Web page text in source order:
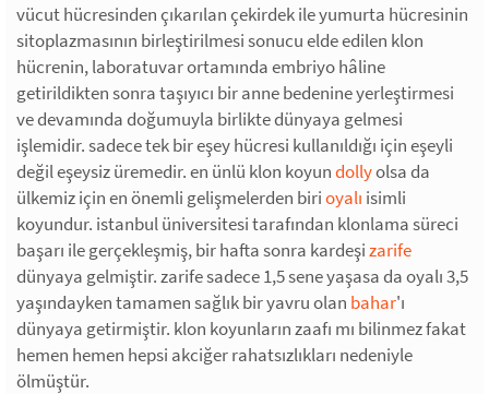
vücut hücresinden çıkarılan çekirdek ile yumurta hücresinin
sitoplazmasının birleştirilmesi sonucu elde edilen klon
hücrenin, laboratuvar ortamında embriyo hâline
getirildikten sonra taşıyıcı bir anne bedenine yerleştirmesi
ve devamında doğumuyla birlikte dünyaya gelmesi
işlemidir. sadece tek bir eşey hücresi kullanıldığı için eşeyli
değil eşeysiz üremedir. en ünlü klon koyundollyolsa da
ülkemiz için en önemli gelişmelerden birioyalı isimli
koyundur. istanbul üniversitesi tarafından klonlama süreci
başarı ile gerçekleşmiş, bir hafta sonra kardeşizarife
dünyaya gelmiştir. zarife sadece 1,5 sene yaşasa da oyalı 3,5
yaşındayken tamamen sağlık bir yavru olan bahar'ı
dünyaya getirmiştir. klon koyunların zaafı mı bilinmez fakat
hemen hemen hepsi akciğer rahatsızlıkları nedeniyle
ölmüştür.